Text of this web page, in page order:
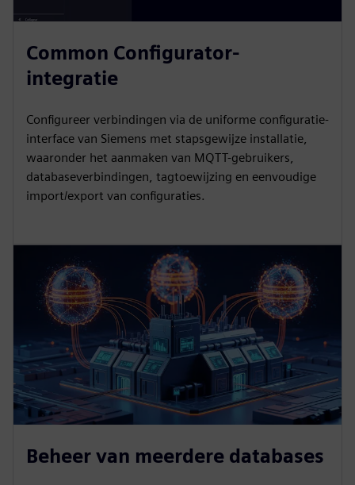
Common Configurator-
integratie
Configureer verbindingen via de uniforme configuratie-
interface van Siemens met stapsgewijze installatie,
waaronder het aanmaken van MQTT-gebruikers,
databaseverbindingen, tagtoewijzing en eenvoudige
import/export van configuraties.
Beheer van meerdere databases